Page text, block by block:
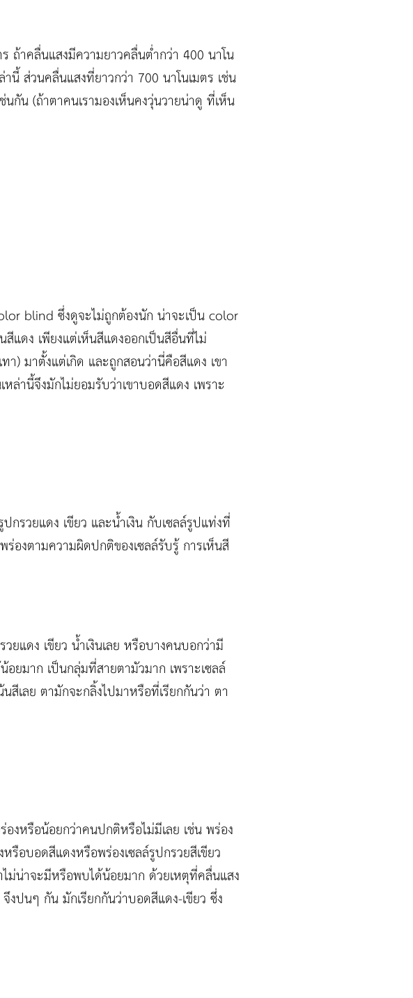
ถ้าคลื่นแสงมีความยาวคลื่นต่ำกว่า 400 นาโน
านี้ ส่วนคลื่นแสงที่ยาวกว่า 700 นาโนเมตร เช่น
กัน (ถ้าตาคนเรามองเห็นคงวุ่นวายน่าดู ที่เห็น
blind ซึ่งดูจะไม่ถูกต้องนัก น่าจะเป็น color
แดง เพียงแต่เห็นสีแดงออกเป็นสีอื่นที่ไม่
า) มาตั้งแต่เกิด และถูกสอนว่านี่คือสีแดง เขา
ล่านี้จึงมักไม่ยอมรับว่าเขาบอดสีแดง เพราะ
กรวยแดง เขียว และน้ำเงิน กับเซลล์รูปแท่งที่
องตามความผิดปกติของเซลล์รับรู้ การเห็นสี
แดง เขียว น้ำเงินเลย หรือบางคนบอกว่ามี
ยมาก เป็นกลุ่มที่สายตามัวมาก เพราะเซลล์
สีเลย ตามักจะกลิ้งไปมาหรือที่เรียกกันว่า ตา
งหรือน้อยกว่าคนปกติหรือไม่มีเลย เช่น พร่อง
รือบอดสีแดงหรือพร่องเซลล์รูปกรวยสีเขียว
ไม่น่าจะมีหรือพบได้น้อยมาก ด้วยเหตุที่คลื่นแสง
งปนๆ กัน มักเรียกกันว่าบอดสีแดง-เขียว ซึ่ง